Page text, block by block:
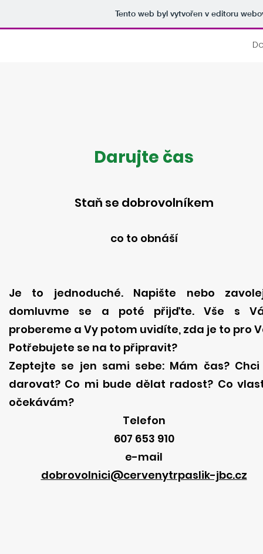
Tento web byl vytvořen v editoru
Darujte čas
Staň se dobrovolníkem
co to obnáší
Je to jednoduché. Napište nebo
domluvme se a poté přijďte. Vše s
probereme a Vy potom uvidíte, zda je to pro
Potřebujete se na to připravit?
Zeptejte se jen sami sebe: Mám čas?
darovat? Co mi bude dělat radost? Co
očekávám?
Telefon
607 653 910
e-mail
dobrovolnici@cervenytrpaslik-jbc.cz